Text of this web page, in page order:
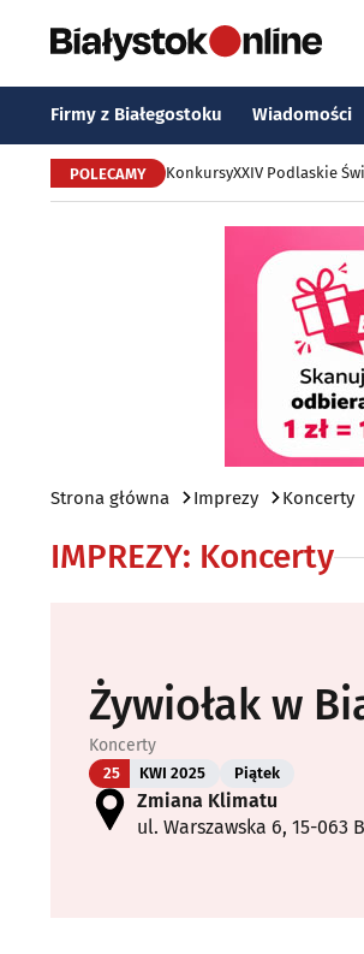
Firmy z Białegostoku Wiadomości
POLECAMY KonkursyXXIV Podlaskie
Strona główna Imprezy Koncerty
IMPREZY: Koncerty
Żywiołak w
Koncerty
25 KWI 2025 Piątek
Zmiana Klimatu
ul. Warszawska 6, 15-063